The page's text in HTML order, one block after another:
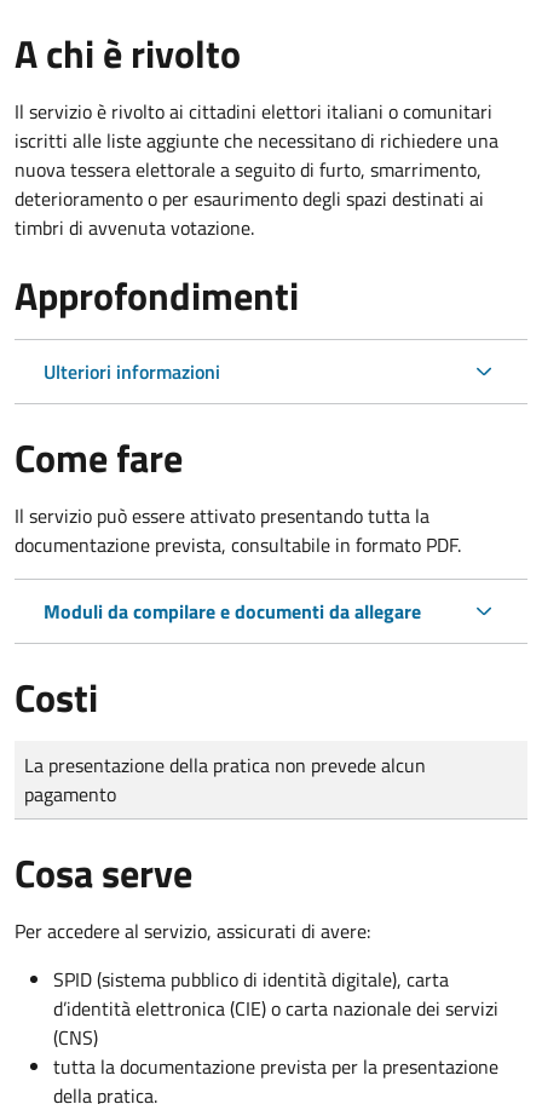
A chi è rivolto
Il servizio è rivolto ai cittadini elettori italiani o comunitari
iscritti alle liste aggiunte che necessitano di richiedere una
nuova tessera elettorale a seguito di furto, smarrimento,
deterioramento o per esaurimento degli spazi destinati ai
timbri di avvenuta votazione.
Approfondimenti
Ulteriori informazioni
Come fare
Il servizio può essere attivato presentando tutta la
documentazione prevista, consultabile in formato PDF.
Moduli da compilare e documenti da allegare
Costi
Tipo di pagamento
Importo
La presentazione della pratica non prevede alcun
pagamento
Cosa serve
Per accedere al servizio, assicurati di avere:
SPID (sistema pubblico di identità digitale), carta
d’identità elettronica (CIE) o carta nazionale dei servizi
(CNS)
tutta la documentazione prevista per la presentazione
della pratica.